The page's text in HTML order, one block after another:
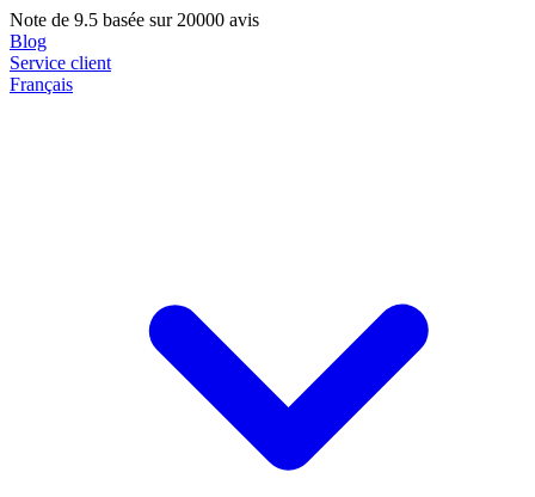
Note de 9.5 basée sur 20000 avis
Blog
Service client
Français